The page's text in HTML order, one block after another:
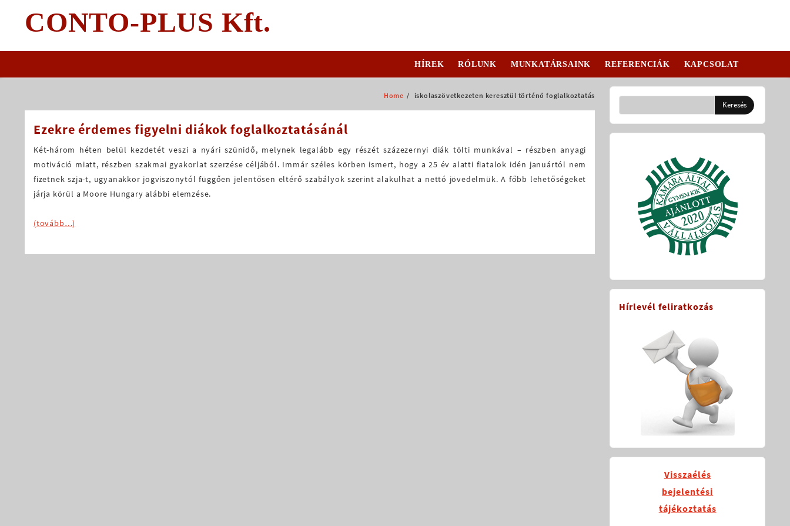
contentCONTO-PLUS Kft.
HÍREK RÓLUNK MUNKATÁRSAINK REFERENCIÁK KAPCSOLAT
Home iskolaszövetkezeten keresztül történő foglalkoztatás
Ezekre érdemes figyelni diákok foglalkoztatásánál
Két-három héten belül kezdetét veszi a nyári szünidő, melynek legalább egy részét százezernyi diák tölti munkával – részben anyagi
motiváció miatt, részben szakmai gyakorlat szerzése céljából. Immár széles körben ismert, hogy a 25 év alatti fiatalok idén januártól nem
fizetnek szja-t, ugyanakkor jogviszonytól függően jelentősen eltérő szabályok szerint alakulhat a nettó jövedelmük. A főbb lehetőségeket
járja körül a Moore Hungary alábbi elemzése.
(tovább…)
Hírlevél feliratkozás
Visszaélés
bejelentési
tájékoztatás